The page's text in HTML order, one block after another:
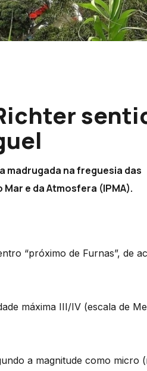
madrugada na freguesia das
e da Atmosfera (IPMA).
“próximo de Furnas”, de
máxima III/IV (escala de
a magnitude como micro